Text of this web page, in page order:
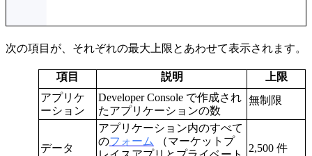
次の項目が、それぞれの最大上限とあわせて表示されます。
項目 説明
上限
アプリケ
ーション
Developer Console で作成され
たアプリケーションの数
無制限
データ
アプリケーション内のすべて
のフォーム
（マーケットプ
2,500 件